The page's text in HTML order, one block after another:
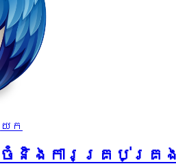
យក
រៀបចំនិងការគ្រ